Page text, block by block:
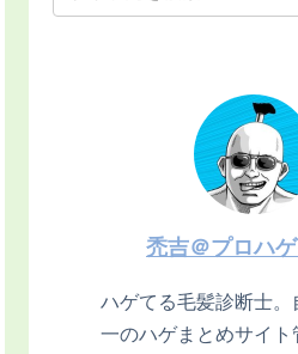
禿吉＠プロハ
ハゲてる毛髪診断士。
一のハゲまとめサイト